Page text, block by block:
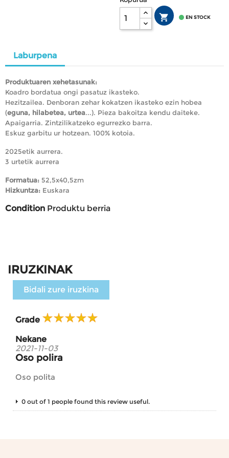
  EN STOCK
Laburpena
Produktuaren xehetasunak:
Koadro bordatua ongi pasatuz ikasteko.
Hezitzailea. Denboran zehar kokatzen ikasteko ezin hobea
(eguna, hilabetea, urtea...). Pieza bakoitza kendu daiteke.
Apaigarria. Zintzilikatzeko egurrezko barra.
Eskuz garbitu ur hotzean. 100% kotoia.
2025etik aurrera.
3 urtetik aurrera
Formatua: 52,5x40,5zm
Hizkuntza: Euskara
Condition Produktu berria
IRUZKINAK
Bidali zure iruzkina
Grade
Nekane
2021-11-03
Oso polira
Oso polita
0 out of 1 people found this review useful.